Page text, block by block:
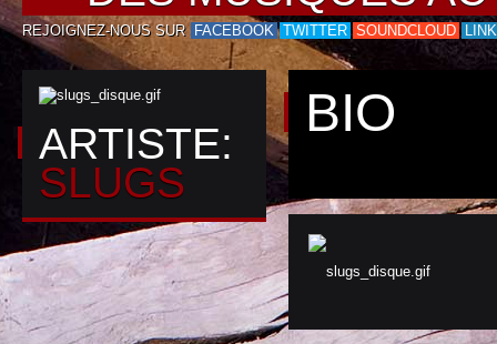
REJOIGNEZ-NOUS SUR FACEBOOK TWITTER SOUNDCLOUD
ARTISTE:
SLUGS
BIO